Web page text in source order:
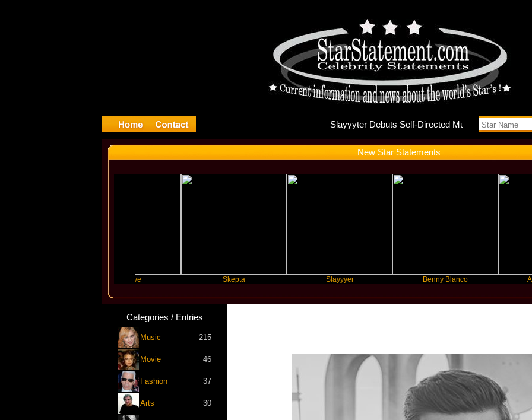
New Star Statements
Benny Blanco Ariana
Categories / Entries
Music 215
Movie 46
Fashion 37
Arts 30